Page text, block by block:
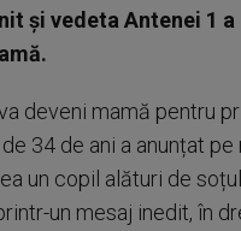
și vedeta Antenei 1 a
deveni mamă pentru
34 de ani a anunțat
un copil alături de soțul
un mesaj inedit, în